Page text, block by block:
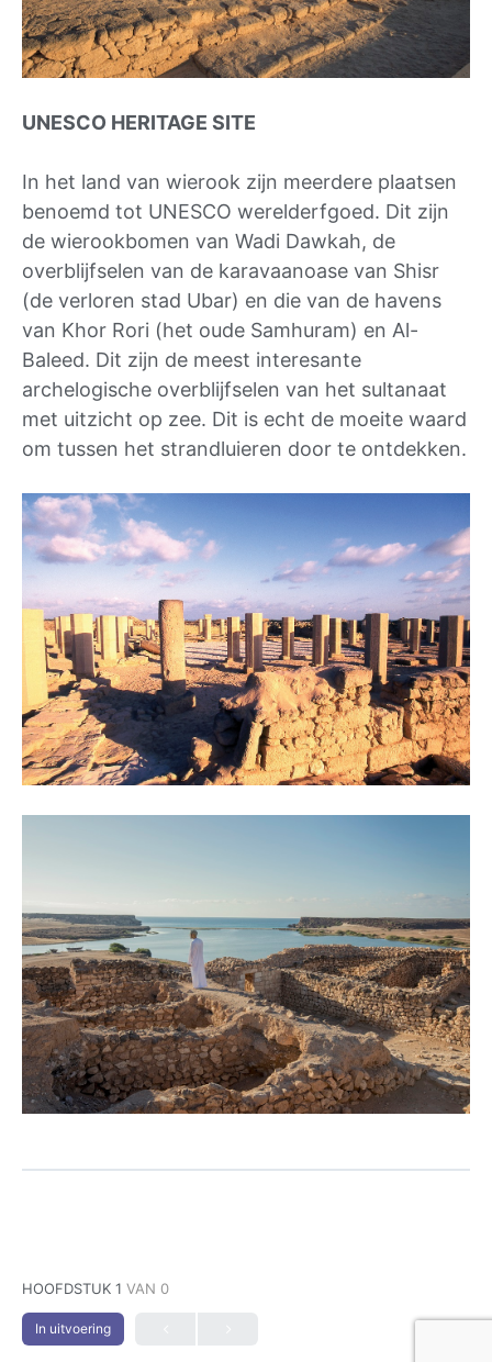
UNESCO HERITAGE SITE
In het land van wierook zijn meerdere plaatsen
benoemd tot UNESCO werelderfgoed. Dit zijn
de wierookbomen van Wadi Dawkah, de
overblijfselen van de karavaanoase van Shisr
(de verloren stad Ubar) en die van de havens
van Khor Rori (het oude Samhuram) en Al-
Baleed. Dit zijn de meest interesante
archelogische overblijfselen van het sultanaat
met uitzicht op zee. Dit is echt de moeite waard
om tussen het strandluieren door te ontdekken.
HOOFDSTUK 1 VAN 0
In uitvoering